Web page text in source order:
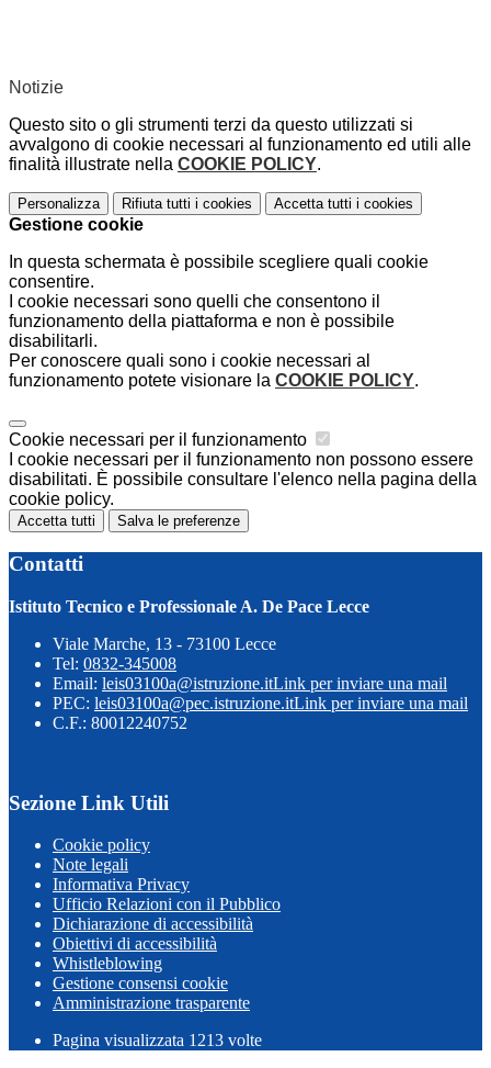
Notizie
Questo sito o gli strumenti terzi da questo utilizzati si
avvalgono di cookie necessari al funzionamento ed utili alle
finalità illustrate nella COOKIE POLICY.
Personalizza Rifiuta tutti i cookies Accetta tutti i cookies
Gestione cookie
In questa schermata è possibile scegliere quali cookie
consentire.
I cookie necessari sono quelli che consentono il
funzionamento della piattaforma e non è possibile
disabilitarli.
Per conoscere quali sono i cookie necessari al
funzionamento potete visionare la COOKIE POLICY.
Cookie necessari per il funzionamento
I cookie necessari per il funzionamento non possono essere
disabilitati. È possibile consultare l'elenco nella pagina della
cookie policy.
Accetta tutti Salva le preferenze
Contatti
Istituto Tecnico e Professionale A. De Pace Lecce
Viale Marche, 13 - 73100 Lecce
Tel: 0832-345008
Email: leis03100a@istruzione.itLink per inviare una mail
PEC: leis03100a@pec.istruzione.itLink per inviare una mail
C.F.: 80012240752
Sezione Link Utili
Cookie policy
Note legali
Informativa Privacy
Ufficio Relazioni con il Pubblico
Dichiarazione di accessibilità
Obiettivi di accessibilità
Whistleblowing
Gestione consensi cookie
Amministrazione trasparente
Pagina visualizzata 1213 volte